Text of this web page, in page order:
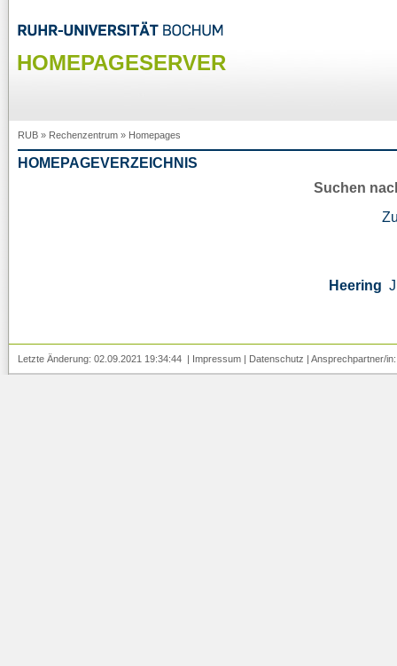
HOMEPAGESERVER
RUB » Rechenzentrum » Homepages
HOMEPAGEVERZEICHNIS
Suchen
Heering
Letzte Änderung: 02.09.2021 19:34:44 | Impressum | Datenschutz | Ansprechpartner/